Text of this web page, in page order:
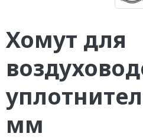
Хомут для
мм